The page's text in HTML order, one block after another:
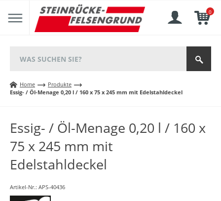
0
Home
Produkte
Essig- / Öl-Menage 0,20 l / 160 x 75 x 245 mm mit Edelstahldeckel
Essig- / Öl-Menage 0,20 l / 160 x
75 x 245 mm mit
Edelstahldeckel
Artikel-Nr.: APS-40436